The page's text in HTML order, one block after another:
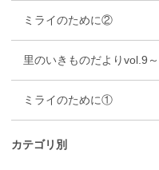
ミライのために②
里のいきものだよりvol.9
ミライのために①
カテゴリ別